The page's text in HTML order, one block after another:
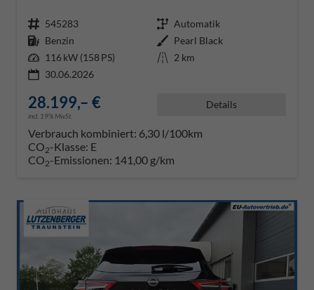
Fahrzeugnr. 545283 Getriebe Automatik
Kraftstoff Benzin Außenfarbe Pearl Black
Leistung 116 kW (158 PS) Kilometerstand 2 km
30.06.2026
28.199,– €
incl. 19% MwSt.
Details
Verbrauch kombiniert: 6,30 l/100km
CO2-Klasse: E
CO2-Emissionen: 141,00 g/km